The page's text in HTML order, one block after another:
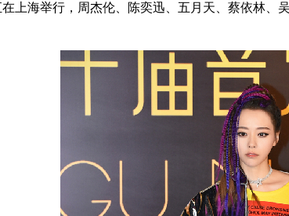
上海举行，周杰伦、陈奕迅、五月天、蔡依林